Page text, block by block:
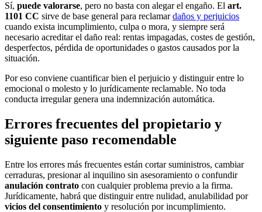
Sí, puede valorarse, pero no basta con alegar el engaño. El art.
1101 CC sirve de base general para reclamardaños y perjuicios
cuando exista incumplimiento, culpa o mora, y siempre será
necesario acreditar el daño real: rentas impagadas, costes de gestión,
desperfectos, pérdida de oportunidades o gastos causados por la
situación.
Por eso conviene cuantificar bien el perjuicio y distinguir entre lo
emocional o molesto y lo jurídicamente reclamable. No toda
conducta irregular genera una indemnización automática.
Errores frecuentes del propietario y
siguiente paso recomendable
Entre los errores más frecuentes están cortar suministros, cambiar
cerraduras, presionar al inquilino sin asesoramiento o confundir
anulación contrato con cualquier problema previo a la firma.
Jurídicamente, habrá que distinguir entre nulidad, anulabilidad por
vicios del consentimiento y resolución por incumplimiento.